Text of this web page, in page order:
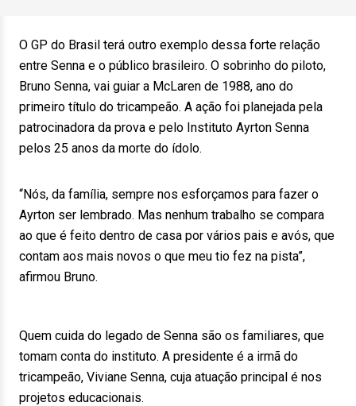
O GP do Brasil terá outro exemplo dessa forte relação
entre Senna e o público brasileiro. O sobrinho do piloto,
Bruno Senna, vai guiar a McLaren de 1988, ano do
primeiro título do tricampeão. A ação foi planejada pela
patrocinadora da prova e pelo Instituto Ayrton Senna
pelos 25 anos da morte do ídolo.
“Nós, da família, sempre nos esforçamos para fazer o
Ayrton ser lembrado. Mas nenhum trabalho se compara
ao que é feito dentro de casa por vários pais e avós, que
contam aos mais novos o que meu tio fez na pista”,
afirmou Bruno.
Quem cuida do legado de Senna são os familiares, que
tomam conta do instituto. A presidente é a irmã do
tricampeão, Viviane Senna, cuja atuação principal é nos
projetos educacionais.